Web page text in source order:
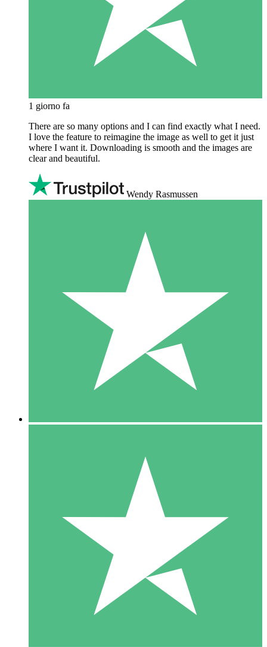
1 giorno fa
There are so many options and I can find exactly what I need.
I love the feature to reimagine the image as well to get it just
where I want it. Downloading is smooth and the images are
clear and beautiful.
Wendy Rasmussen